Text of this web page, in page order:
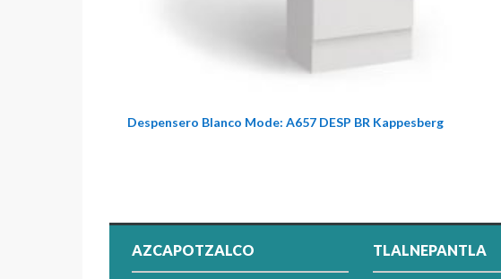
Despensero Blanco Mode: A657 DESP BR Kappesberg
AZCAPOTZALCO TLALNEPANTLA